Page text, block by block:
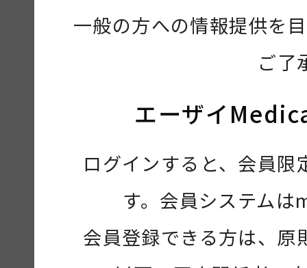
一般の方への情報提供を
ご了
エーザイ
ログインすると、会員
す。会員システムは
会員登録できる方は、